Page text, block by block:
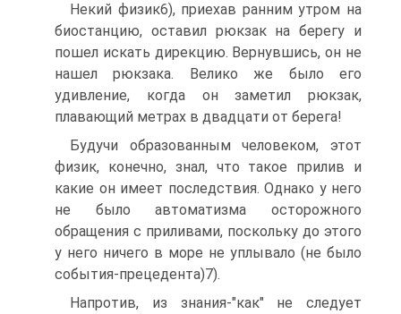
Некий физик6), приехав ранним утром на
биостанцию, оставил рюкзак на берегу и
пошел искать дирекцию. Вернувшись, он не
нашел рюкзака. Велико же было его
удивление, когда он заметил рюкзак,
плавающий метрах в двадцати от берега!
Будучи образованным человеком, этот
физик, конечно, знал, что такое прилив и
какие он имеет последствия. Однако у него
не было автоматизма осторожного
обращения с приливами, поскольку до этого
у него ничего в море не уплывало (не было
события-прецедента)7).
Напротив, из знания-"как" не следует